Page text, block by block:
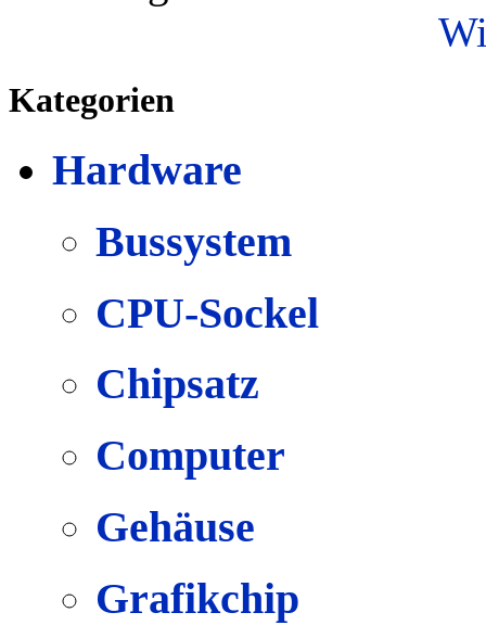
Kategorien
Hardware
Bussystem
CPU-Sockel
Chipsatz
Computer
Gehäuse
Grafikchip